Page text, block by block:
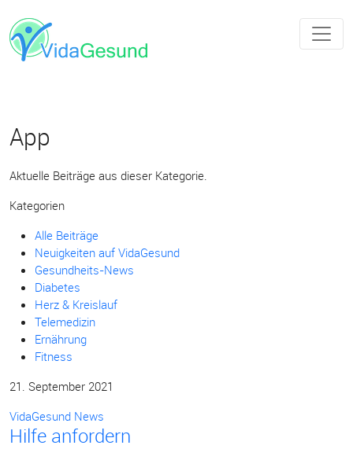
App
Aktuelle Beiträge aus dieser Kategorie.
Kategorien
Alle Beiträge
Neuigkeiten auf VidaGesund
Gesundheits-News
Diabetes
Herz & Kreislauf
Telemedizin
Ernährung
Fitness
21. September 2021
VidaGesund News
Hilfe anfordern